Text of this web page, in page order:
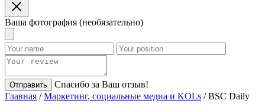
Ваша фотография (необязательно)
Отправить
Спасибо за Ваш отзыв!
Главная /Маркетинг, социальные медиа и KOLs / BSC Daily